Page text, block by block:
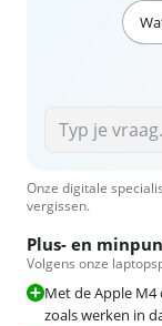
Onze digitale
vergissen.
Plus- en
Volgens onze
Met de Apple
zoals werken in